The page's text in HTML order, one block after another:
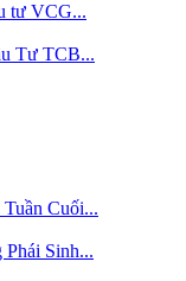
tư VCG...
Tư TCB...
Cuối...
Sinh...